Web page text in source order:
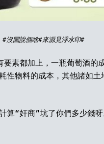
#沒圖說個啥#來源見浮水印#
素都加上，一瓶葡萄酒的
性物料的成本，其他諸如
算“奸商”坑了你們多少錢呀